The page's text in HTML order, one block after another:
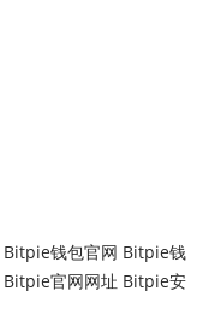
Bitpie钱包官网 Bitpie钱
Bitpie官网网址 Bitpie安